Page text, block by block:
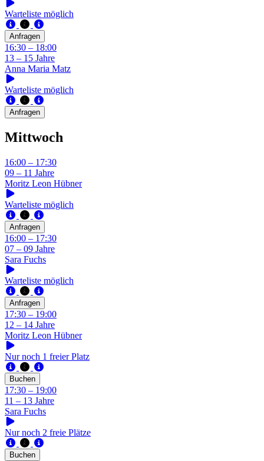
Warteliste möglich
Anfragen
16:30 – 18:00
13 – 15 Jahre
Anna Maria Matz
Warteliste möglich
Anfragen
Mittwoch
16:00 – 17:30
09 – 11 Jahre
Moritz Leon Hübner
Warteliste möglich
Anfragen
16:00 – 17:30
07 – 09 Jahre
Sara Fuchs
Warteliste möglich
Anfragen
17:30 – 19:00
12 – 14 Jahre
Moritz Leon Hübner
Nur noch 1 freier Platz
Buchen
17:30 – 19:00
11 – 13 Jahre
Sara Fuchs
Nur noch 2 freie Plätze
Buchen